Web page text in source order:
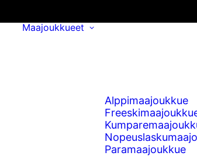
Maajoukkueet
Alppimaajoukkue
Paramaajoukkue